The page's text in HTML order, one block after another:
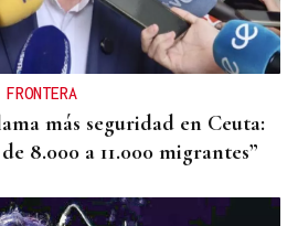
Unidos multa a Meta con
por perjudicar la salud
más seguridad en Ceuta:
8.000 a 11.000 migrantes”